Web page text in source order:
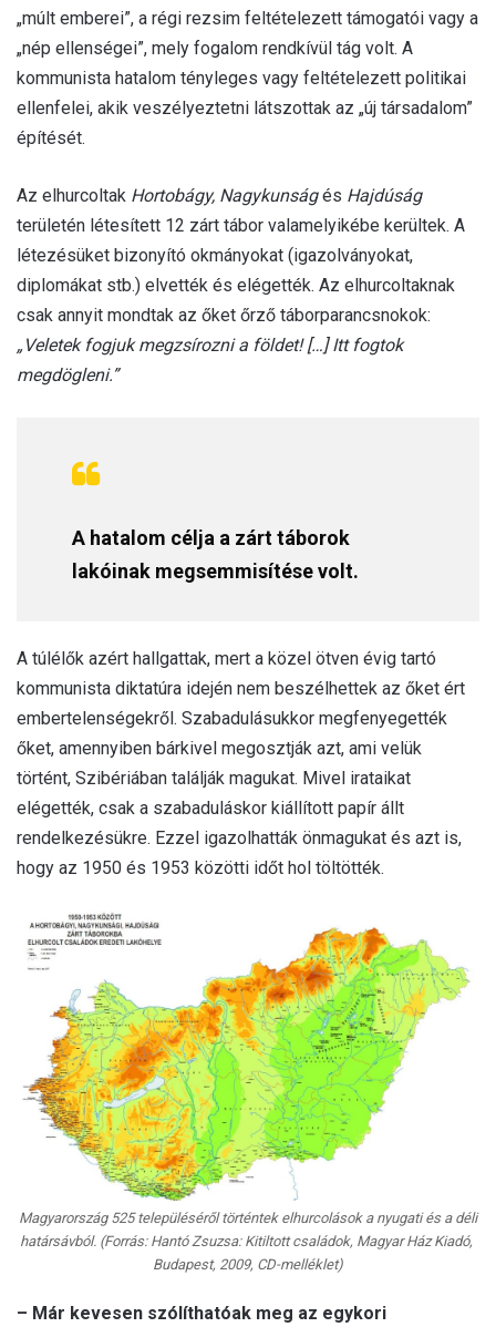
„múlt emberei”, a régi rezsim feltételezett támogatói vagy a
„nép ellenségei”, mely fogalom rendkívül tág volt. A
kommunista hatalom tényleges vagy feltételezett politikai
ellenfelei, akik veszélyeztetni látszottak az „új társadalom”
építését.
Az elhurcoltak Hortobágy, Nagykunságés Hajdúság
területén létesített 12 zárt tábor valamelyikébe kerültek. A
létezésüket bizonyító okmányokat (igazolványokat,
diplomákat stb.) elvették és elégették. Az elhurcoltaknak
csak annyit mondtak az őket őrző táborparancsnokok:
„Veletek fogjuk megzsírozni a földet! […] Itt fogtok
megdögleni.”
A hatalom célja a zárt táborok
lakóinak megsemmisítése volt.
A túlélők azért hallgattak, mert a közel ötven évig tartó
kommunista diktatúra idején nem beszélhettek az őket ért
embertelenségekről. Szabadulásukkor megfenyegették
őket, amennyiben bárkivel megosztják azt, ami velük
történt, Szibériában találják magukat. Mivel irataikat
elégették, csak a szabaduláskor kiállított papír állt
rendelkezésükre. Ezzel igazolhatták önmagukat és azt is,
hogy az 1950 és 1953 közötti időt hol töltötték.
Magyarország 525 településéről történtek elhurcolások a nyugati és a déli
határsávból. (Forrás: Hantó Zsuzsa: Kitiltott családok, Magyar Ház Kiadó,
Budapest, 2009, CD-melléklet)
– Már kevesen szólíthatóak meg az egykori